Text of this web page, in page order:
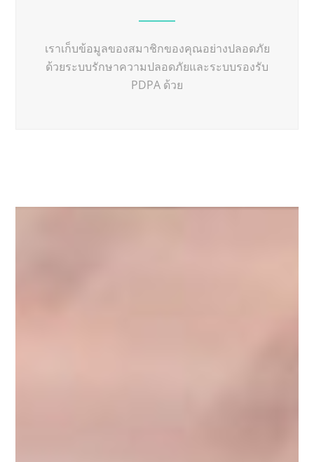
เราเก็บข้อมูลของสมาชิกของคุณอย่างปลอดภัย
ด้วยระบบรักษาความปลอดภัยและระบบรองรับ
PDPA ด้วย